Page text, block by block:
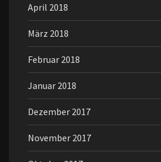
April 2018
März 2018
Februar 2018
Januar 2018
Dezember 2017
November 2017